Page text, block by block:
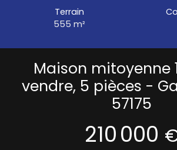
Terrain
555m²
Maison mitoyenne
vendre, 5 pièces -
57175
210 000